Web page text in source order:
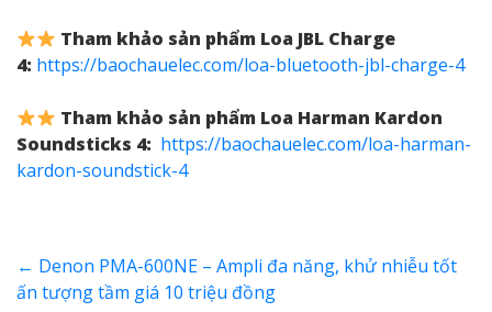
Tham khảo sản phẩm Loa JBL Charge
4: https://baochauelec.com/loa-bluetooth-jbl-charge-4
Tham khảo sản phẩm Loa Harman Kardon
Soundsticks 4: https://baochauelec.com/loa-harman-
kardon-soundstick-4
← Denon PMA-600NE – Ampli đa năng, khử nhiễu tốt
ấn tượng tầm giá 10 triệu đồng